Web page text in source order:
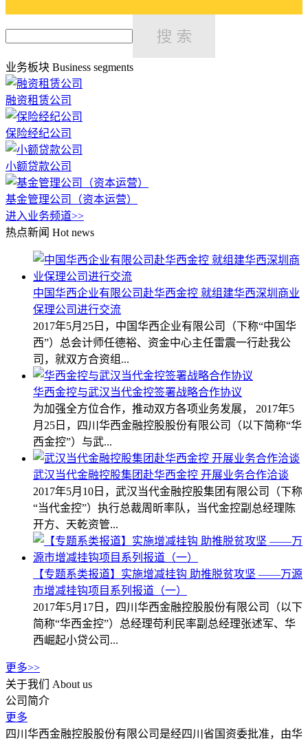
业务板块 Business segments
融资租赁公司
保险经纪公司
小额贷款公司
基金管理公司（资本运营）
进入业务频道>>
热点新闻 Hot news
中国华西企业有限公司赴华西金控 就组建华西深圳商业
保理公司进行交流
2017年5月25日，中国华西企业有限公司（下称“中国华
西”）总会计师任德裕、资金中心主任雷震一行赴我公
司，就双方合资组...
华西金控与武汉当代金控签署战略合作协议
为加强全方位合作，推动双方各项业务发展， 2017年5
月25日，四川华西金融控股股份有限公司（以下简称“华
西金控”）与武...
武汉当代金融控股集团赴华西金控 开展业务合作洽谈
2017年5月10日，武汉当代金融控股集团有限公司（下称
“当代金控”）执行总裁周昕率队，当代金控副总经理陈
开方、天乾资管...
【专题系类报道】实施增减挂钩 助推脱贫攻坚 ——万源
市增减挂钩项目系列报道（一）
2017年5月17日，四川华西金融控股股份有限公司（以下
简称“华西金控”）总经理苟利民率副总经理张述军、华
西崛起小贷公司...
更多>>
关于我们
About us
公司简介
更多
四川华西金融控股股份有限公司是经四川省国资委批准，由华